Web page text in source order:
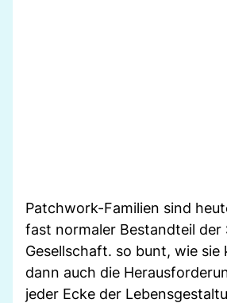
Patchwork-Familien sind
fast normaler Bestandteil der
Gesellschaft. so bunt, wie sie
dann auch die
jeder Ecke der